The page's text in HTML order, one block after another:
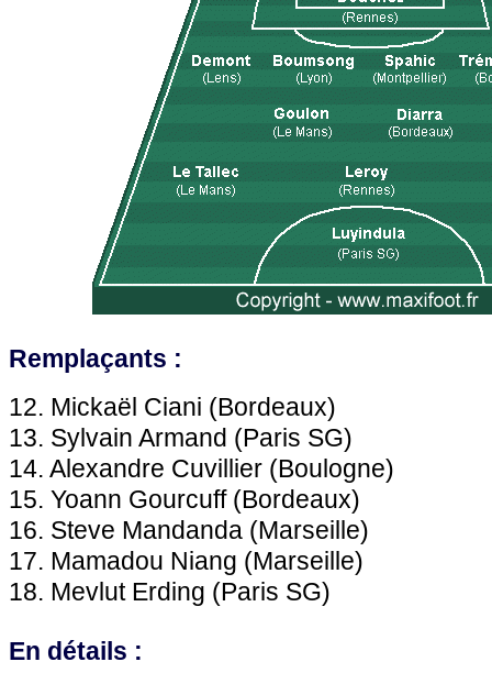
Remplaçants :
12. Mickaël Ciani (Bordeaux)
13. Sylvain Armand (Paris SG)
14. Alexandre Cuvillier (Boulogne)
15. Yoann Gourcuff (Bordeaux)
16. Steve Mandanda (Marseille)
17. Mamadou Niang (Marseille)
18. Mevlut Erding (Paris SG)
En détails :